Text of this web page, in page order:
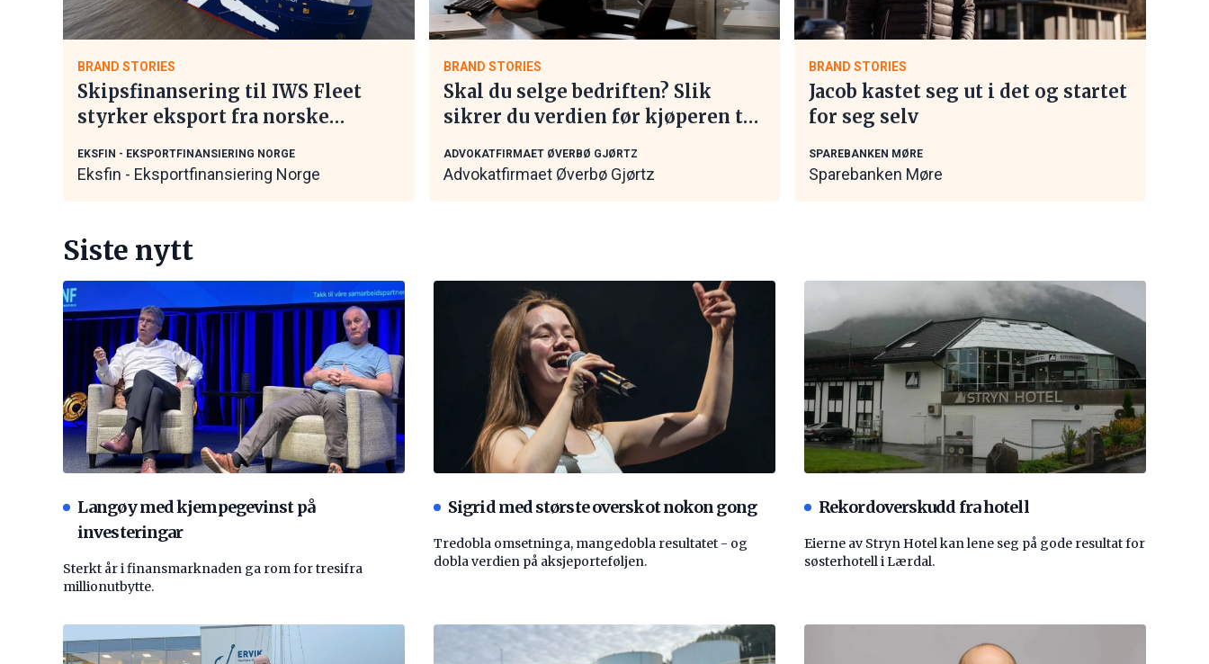
BRAND STORIES
Skipsfinansering til IWS Fleet
styrker eksport fra norske
EKSFIN - EKSPORTFINANSIERING NORGE
Eksfin - Eksportfinansiering Norge
BRAND STORIES
Skal du selge bedriften? Slik
sikrer du verdien før kjøperen tar
ADVOKATFIRMAET ØVERBØ GJØRTZ
Advokatfirmaet Øverbø Gjørtz
BRAND STORIES
Jacob kastet seg ut i det og startet
for seg selv
SPAREBANKEN MØRE
Sparebanken Møre
Siste nytt
Langøy med kjempegevinst på
investeringar
Sterkt år i finansmarknaden ga rom for tresifra
millionutbytte.
Sigrid med største overskot nokon gong
Tredobla omsetninga, mangedobla resultatet - og
dobla verdien på aksjeporteføljen.
Rekordoverskudd fra hotell
Eierne av Stryn Hotel kan lene seg på gode resultat for
søsterhotell i Lærdal.